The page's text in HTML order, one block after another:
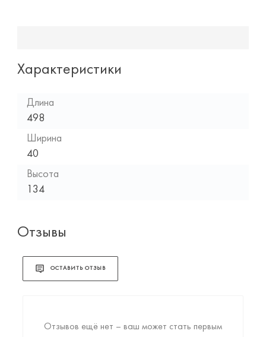
Характеристики
Длина
498
Ширина
40
Высота
134
Отзывы
ОСТАВИТЬ ОТЗЫВ
Отзывов ещё нет – ваш может стать первым